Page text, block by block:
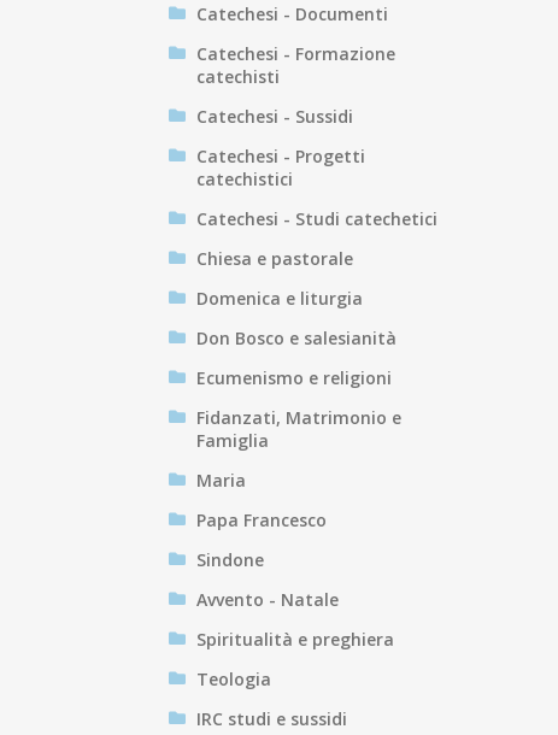
Catechesi - Documenti
Catechesi - Formazione
catechisti
Catechesi - Sussidi
Catechesi - Progetti
catechistici
Catechesi - Studi catechetici
Chiesa e pastorale
Domenica e liturgia
Don Bosco e salesianità
Ecumenismo e religioni
Fidanzati, Matrimonio e
Famiglia
Maria
Papa Francesco
Sindone
Avvento - Natale
Spiritualità e preghiera
Teologia
IRC studi e sussidi